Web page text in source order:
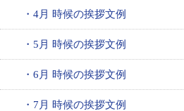
・4月 時候の挨拶文例
・5月 時候の挨拶文例
・6月 時候の挨拶文例
・7月 時候の挨拶文例